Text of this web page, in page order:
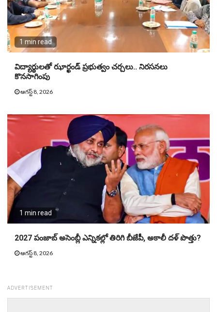
1 min read
విద్యార్థులతో ఝార్ఖండ్ ప్రభుత్వం చర్చలు.. నిరసనలు
కొనసాగింపు
ఆగస్ట్ 8, 2026
1 min read
2027 పంజాబ్ అసెంబ్లీ ఎన్నికల్లో తిరిగి బీజేపీ, అకాలీ దళ్ పొత్తు?
ఆగస్ట్ 8, 2026
ADVERTISEMENT